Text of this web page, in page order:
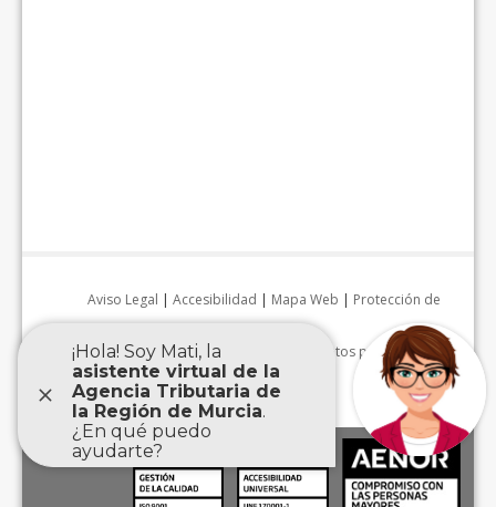
Aviso Legal | Accesibilidad | Mapa Web | Protección de
datos personales|